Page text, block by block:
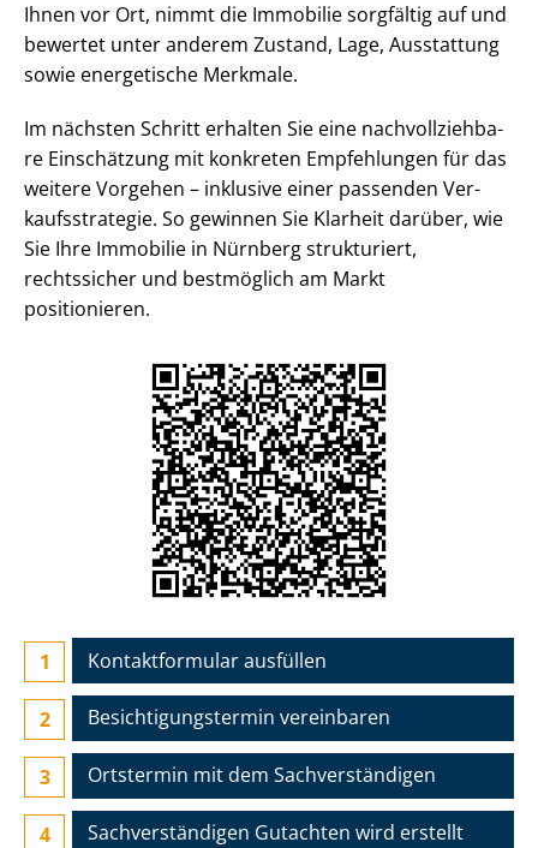
Ihnen vor Ort, nimmt die Immobilie sorgfältig auf und
bewertet unter anderem Zustand, Lage, Ausstattung
sowie energetische Merkmale.
Im nächsten Schritt erhalten Sie eine nach­voll­zieh­ba­
re Einschätzung mit konkreten Empfehlungen für das
weitere Vorgehen – inklusive einer passenden Ver­
kaufs­stra­te­gie. So gewinnen Sie Klarheit darüber, wie
Sie Ihre Immobilie in Nürnberg strukturiert,
rechtssicher und bestmöglich am Markt
positionieren.
Kontaktformular ausfüllen
Besichtigungs­termin vereinbaren
Ortstermin mit dem Sach­ver­stän­di­gen
Sach­ver­stän­di­gen Gutachten wird erstellt